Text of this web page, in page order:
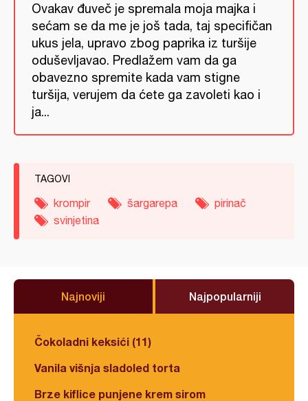
Ovakav đuveč je spremala moja majka i
sećam se da me je još tada, taj specifičan
ukus jela, upravo zbog paprika iz turšije
oduševljavao. Predlažem vam da ga
obavezno spremite kada vam stigne
turšija, verujem da ćete ga zavoleti kao i
ja...
TAGOVI
krompir šargarepa
pirinač
svinjetina
Najnoviji Najpopularniji
Čokoladni keksići (11)
Vanila višnja sladoled torta
Brze kiflice punjene krem sirom